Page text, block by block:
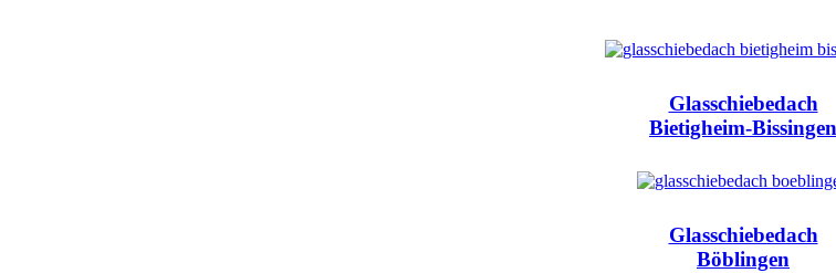
Glasschiebedach
Bietigheim-Bissingen
Glasschiebedach
Böblingen